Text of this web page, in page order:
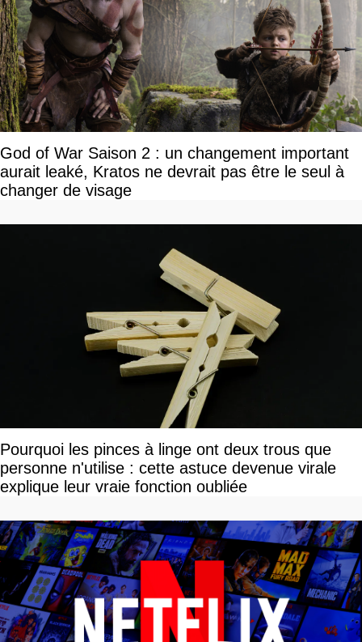
God of War Saison 2 : un changement important
aurait leaké, Kratos ne devrait pas être le seul à
changer de visage
Pourquoi les pinces à linge ont deux trous que
personne n'utilise : cette astuce devenue virale
explique leur vraie fonction oubliée